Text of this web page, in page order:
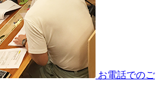
お電話でのご